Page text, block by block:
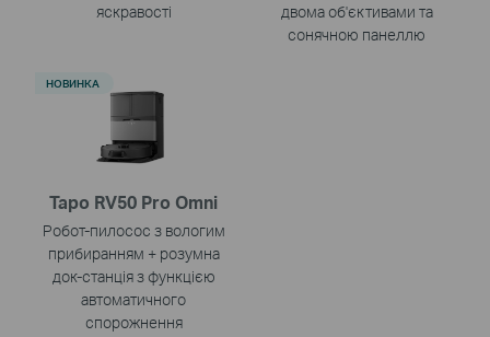
яскравості
двома об'єктивами та
сонячною панеллю
Tapo RV50 Pro Omni
Робот-пилосос з вологим
прибиранням + розумна
док-станція з функцією
автоматичного
спорожнення
НОВИНКА